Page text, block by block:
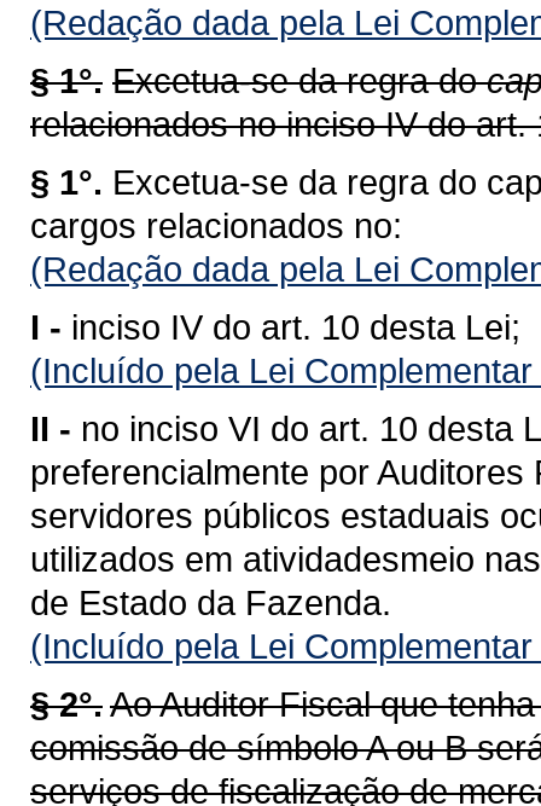
(Redação dada pela Lei
§ 1°. Excetua-se da regra do
relacionados no inciso IV do art.
§ 1°. Excetua-se da regra do
cargos relacionados no:
(Redação dada pela Lei
I - inciso IV do art. 10 desta Lei;
(Incluído pela Lei
II - no inciso VI do art. 10 desta
preferencialmente por
servidores públicos estaduais
utilizados em atividadesmeio
de Estado da Fazenda.
(Incluído pela Lei
§ 2°.Ao Auditor Fiscal que
comissão de símbolo A ou B
serviços de fiscalização de